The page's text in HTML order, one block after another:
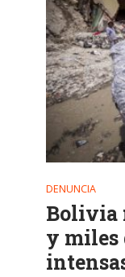
DENUNCIA
Bolivia
y miles